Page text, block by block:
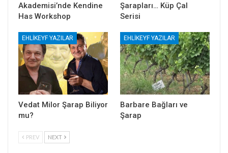
Akademisi’nde Kendine
Has Workshop
Şarapları… Küp Çal
Serisi
EHLIKEYF YAZILAR
Vedat Milor Şarap Biliyor
mu?
EHLIKEYF YAZILAR
Barbare Bağları ve
Şarap
PREV NEXT